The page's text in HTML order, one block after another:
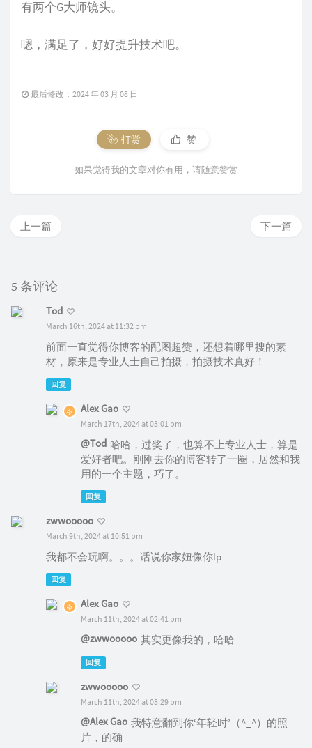
有两个G大师镜头。
嗯，满足了，好好提升技术吧。
最后修改：2024 年 03 月 08 日
打赏 赞
如果觉得我的文章对你有用，请随意赞赏
下一篇
上一篇
5 条评论
Tod
March 16th, 2024 at 11:32 pm
前面一直觉得你博客的配图超赞，还想着哪里搜的素
材，原来是专业人士自己拍摄，拍摄技术真好！
回复
Alex Gao
March 17th, 2024 at 03:01 pm
@Tod 哈哈，过奖了，也算不上专业人士，算是
爱好者吧。刚刚去你的博客转了一圈，居然和我
用的一个主题，巧了。
回复
zwwooooo
March 9th, 2024 at 10:51 pm
我都不会玩啊。。。话说你家妞像你lp
回复
Alex Gao
March 11th, 2024 at 02:41 pm
@zwwooooo 其实更像我的，哈哈
回复
zwwooooo
March 11th, 2024 at 03:29 pm
@Alex Gao 我特意翻到你‘年轻时’（^_^）的照
片，的确